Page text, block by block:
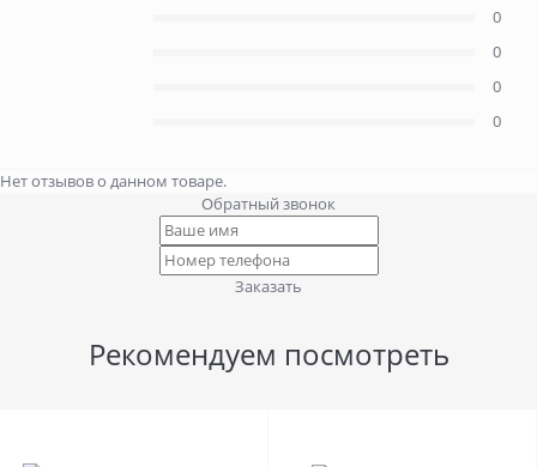
0
0
0
0
Нет отзывов о данном товаре.
Обратный звонок
Заказать
Рекомендуем посмотреть